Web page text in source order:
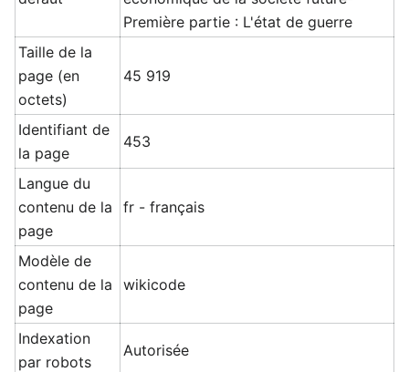
Première partie : L'état de guerre
Taille de la
page (en
octets)
45 919
Identifiant de
la page
453
Langue du
contenu de la
page
fr - français
Modèle de
contenu de la
page
wikicode
Indexation
par robots
Autorisée